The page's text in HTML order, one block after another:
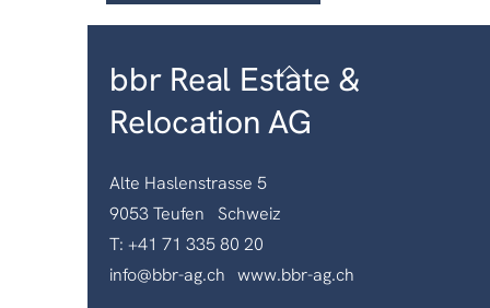
Back
To
Top
bbr Real Estate &
Relocation AG
Alte Haslenstrasse 5
9053 Teufen Schweiz
T: +41 71 335 80 20
info@bbr-ag.ch www.bbr-ag.ch